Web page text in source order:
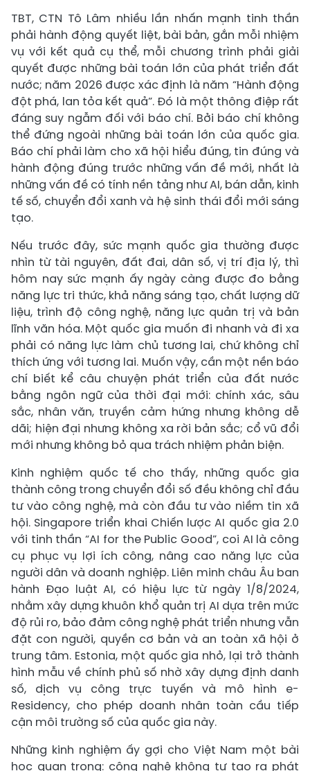
TBT, CTN Tô Lâm nhiều lần nhấn mạnh tinh thần
phải hành động quyết liệt, bài bản, gắn mỗi nhiệm
vụ với kết quả cụ thể, mỗi chương trình phải giải
quyết được những bài toán lớn của phát triển đất
nước; năm 2026 được xác định là năm “Hành động
đột phá, lan tỏa kết quả”. Đó là một thông điệp rất
đáng suy ngẫm đối với báo chí. Bởi báo chí không
thể đứng ngoài những bài toán lớn của quốc gia.
Báo chí phải làm cho xã hội hiểu đúng, tin đúng và
hành động đúng trước những vấn đề mới, nhất là
những vấn đề có tính nền tảng như AI, bán dẫn, kinh
tế số, chuyển đổi xanh và hệ sinh thái đổi mới sáng
tạo.
Nếu trước đây, sức mạnh quốc gia thường được
nhìn từ tài nguyên, đất đai, dân số, vị trí địa lý, thì
hôm nay sức mạnh ấy ngày càng được đo bằng
năng lực tri thức, khả năng sáng tạo, chất lượng dữ
liệu, trình độ công nghệ, năng lực quản trị và bản
lĩnh văn hóa. Một quốc gia muốn đi nhanh và đi xa
phải có năng lực làm chủ tương lai, chứ không chỉ
thích ứng với tương lai. Muốn vậy, cần một nền báo
chí biết kể câu chuyện phát triển của đất nước
bằng ngôn ngữ của thời đại mới: chính xác, sâu
sắc, nhân văn, truyền cảm hứng nhưng không dễ
dãi; hiện đại nhưng không xa rời bản sắc; cổ vũ đổi
mới nhưng không bỏ qua trách nhiệm phản biện.
Kinh nghiệm quốc tế cho thấy, những quốc gia
thành công trong chuyển đổi số đều không chỉ đầu
tư vào công nghệ, mà còn đầu tư vào niềm tin xã
hội. Singapore triển khai Chiến lược AI quốc gia 2.0
với tinh thần “AI for the Public Good”, coi AI là công
cụ phục vụ lợi ích công, nâng cao năng lực của
người dân và doanh nghiệp. Liên minh châu Âu ban
hành Đạo luật AI, có hiệu lực từ ngày 1/8/2024,
nhằm xây dựng khuôn khổ quản trị AI dựa trên mức
độ rủi ro, bảo đảm công nghệ phát triển nhưng vẫn
đặt con người, quyền cơ bản và an toàn xã hội ở
trung tâm. Estonia, một quốc gia nhỏ, lại trở thành
hình mẫu về chính phủ số nhờ xây dựng định danh
số, dịch vụ công trực tuyến và mô hình e-
Residency, cho phép doanh nhân toàn cầu tiếp
cận môi trường số của quốc gia này.
Những kinh nghiệm ấy gợi cho Việt Nam một bài
học quan trọng: công nghệ không tự tạo ra phát